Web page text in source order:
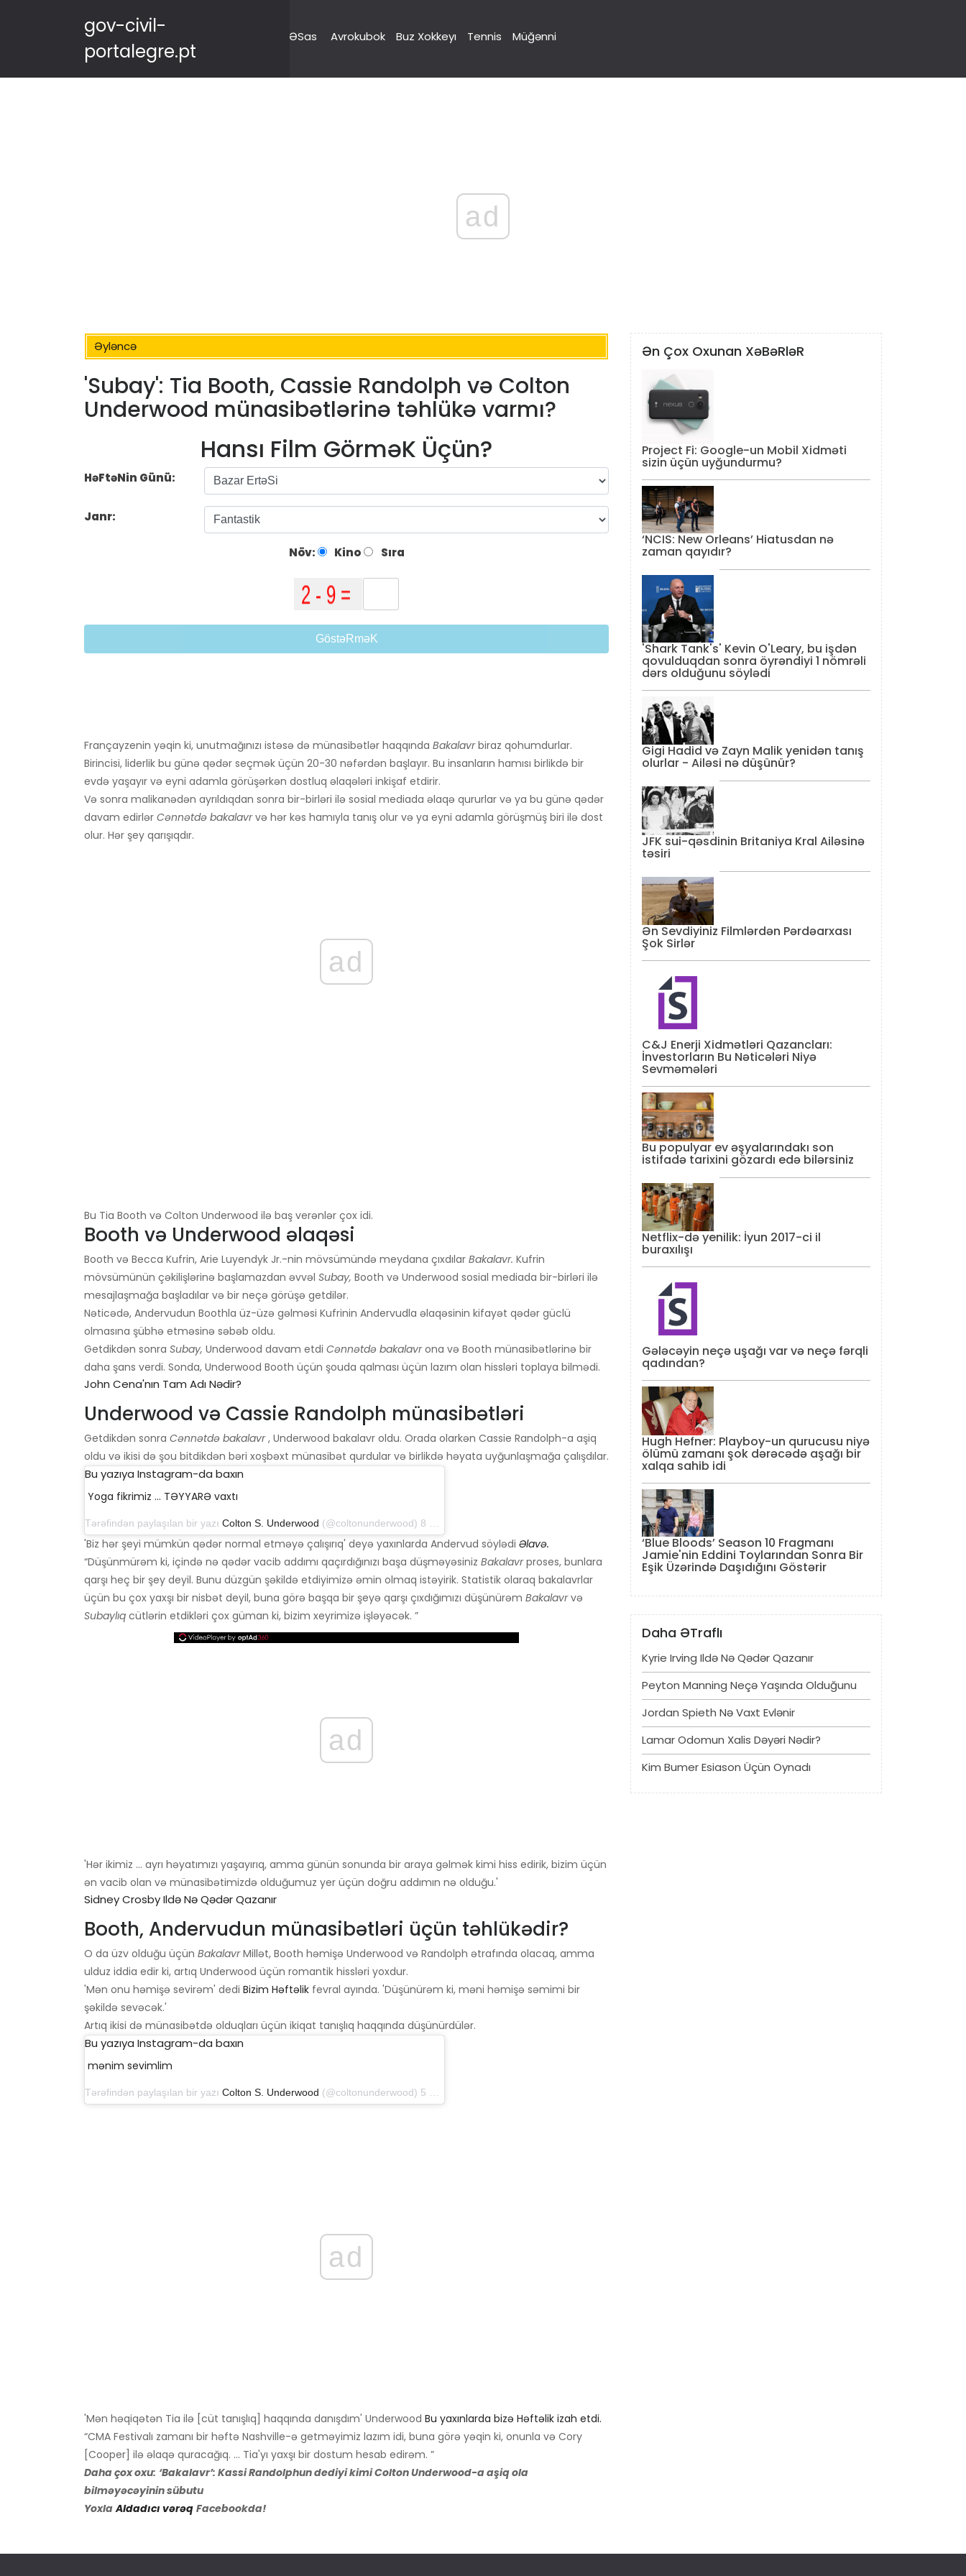
gov-civil-
portalegre.pt
ƏSas Avrokubok Buz Xokkeyı Tennis Müğənni
ad
Əyləncə
'Subay': Tia Booth, Cassie Randolph və Colton
Underwood münasibətlərinə təhlükə varmı?
Hansı Film GörməK Üçün?
HəFtəNin Günü:
Janr:
Növ: Kino Sıra
GöstəRməK
Françayzenin yəqin ki, unutmağınızı istəsə də münasibətlər haqqında Bakalavrbiraz qohumdurlar.
Birincisi, liderlik bu günə qədər seçmək üçün 20-30 nəfərdən başlayır. Bu insanların hamısı birlikdə bir
evdə yaşayır və eyni adamla görüşərkən dostluq əlaqələri inkişaf etdirir.
Və sonra malikanədən ayrıldıqdan sonra bir-birləri ilə sosial mediada əlaqə qururlar və ya bu günə qədər
davam edirlər Cənnətdə bakalavrvə hər kəs hamıyla tanış olur və ya eyni adamla görüşmüş biri ilə dost
olur. Hər şey qarışıqdır.
ad
Bu Tia Booth və Colton Underwood ilə baş verənlər çox idi.
Booth və Underwood əlaqəsi
Booth və Becca Kufrin, Arie Luyendyk Jr.-nin mövsümündə meydana çıxdılar Bakalavr. Kufrin
mövsümünün çəkilişlərinə başlamazdan əvvəl Subay, Booth və Underwood sosial mediada bir-birləri ilə
mesajlaşmağa başladılar və bir neçə görüşə getdilər.
Nəticədə, Andervudun Boothla üz-üzə gəlməsi Kufrinin Andervudla əlaqəsinin kifayət qədər güclü
olmasına şübhə etməsinə səbəb oldu.
Getdikdən sonra Subay, Underwood davam etdi Cənnətdə bakalavrona və Booth münasibətlərinə bir
daha şans verdi. Sonda, Underwood Booth üçün şouda qalması üçün lazım olan hissləri toplaya bilmədi.
John Cena'nın Tam Adı Nədir?
Underwood və Cassie Randolph münasibətləri
Getdikdən sonra Cənnətdə bakalavr, Underwood bakalavr oldu. Orada olarkən Cassie Randolph-a aşiq
oldu və ikisi də şou bitdikdən bəri xoşbəxt münasibət qurdular və birlikdə həyata uyğunlaşmağa çalışdılar.
Bu yazıya Instagram-da baxın
Yoga fikrimiz ... TƏYYARƏ vaxtı
Tərəfindən paylaşılan bir yazı Colton S. Underwood (@coltonunderwood) 8 May 2019-cu il tarixində 8: 01-də PDT
'Biz hər şeyi mümkün qədər normal etməyə çalışırıq' deyə yaxınlarda Andervud söylədi Əlavə.
“Düşünmürəm ki, içində nə qədər vacib addımı qaçırdığınızı başa düşməyəsiniz Bakalavrproses, bunlara
qarşı heç bir şey deyil. Bunu düzgün şəkildə etdiyimizə əmin olmaq istəyirik. Statistik olaraq bakalavrlar
üçün bu çox yaxşı bir nisbət deyil, buna görə başqa bir şeyə qarşı çıxdığımızı düşünürəm Bakalavrvə
Subaylıq cütlərin etdikləri çox güman ki, bizim xeyrimizə işləyəcək. ”
ad
'Hər ikimiz ... ayrı həyatımızı yaşayırıq, amma günün sonunda bir araya gəlmək kimi hiss edirik, bizim üçün
ən vacib olan və münasibətimizdə olduğumuz yer üçün doğru addımın nə olduğu.'
Sidney Crosby Ildə Nə Qədər Qazanır
Booth, Andervudun münasibətləri üçün təhlükədir?
O da üzv olduğu üçün BakalavrMillət, Booth həmişə Underwood və Randolph ətrafında olacaq, amma
ulduz iddia edir ki, artıq Underwood üçün romantik hissləri yoxdur.
'Mən onu həmişə sevirəm' dedi Bizim Həftəlik fevral ayında. 'Düşünürəm ki, məni həmişə səmimi bir
şəkildə sevəcək.'
Artıq ikisi də münasibətdə olduqları üçün ikiqat tanışlıq haqqında düşünürdülər.
Bu yazıya Instagram-da baxın
mənim sevimlim
Tərəfindən paylaşılan bir yazı Colton S. Underwood (@coltonunderwood) 5 may 2019-cu il tarixində, saat 20: 51-də PDT
ad
'Mən həqiqətən Tia ilə [cüt tanışlıq] haqqında danışdım' Underwood Bu yaxınlarda bizə Həftəlik izah etdi.
“CMA Festivalı zamanı bir həftə Nashville-ə getməyimiz lazım idi, buna görə yəqin ki, onunla və Cory
[Cooper] ilə əlaqə quracağıq. … Tia'yı yaxşı bir dostum hesab edirəm. ”
Daha çox oxu: ‘Bakalavr’: Kassi Randolphun dediyi kimi Colton Underwood-a aşiq ola
bilməyəcəyinin sübutu
Yoxla Aldadıcı vərəq Facebookda!
Ən Çox Oxunan XəBəRləR
Project Fi: Google-un Mobil Xidməti
sizin üçün uyğundurmu?
‘NCIS: New Orleans’ Hiatusdan nə
zaman qayıdır?
'Shark Tank's' Kevin O'Leary, bu işdən
qovulduqdan sonra öyrəndiyi 1 nömrəli
dərs olduğunu söylədi
Gigi Hadid və Zayn Malik yenidən tanış
olurlar - Ailəsi nə düşünür?
JFK sui-qəsdinin Britaniya Kral Ailəsinə
təsiri
Ən Sevdiyiniz Filmlərdən Pərdəarxası
Şok Sirlər
C&J Enerji Xidmətləri Qazancları:
İnvestorların Bu Nəticələri Niyə
Sevməmələri
Bu populyar ev əşyalarındakı son
istifadə tarixini gözardı edə bilərsiniz
Netflix-də yenilik: İyun 2017-ci il
buraxılışı
Gələcəyin neçə uşağı var və neçə fərqli
qadından?
Hugh Hefner: Playboy-un qurucusu niyə
ölümü zamanı şok dərəcədə aşağı bir
xalqa sahib idi
‘Blue Bloods’ Season 10 Fragmanı
Jamie'nin Eddini Toylarından Sonra Bir
Eşik Üzərində Daşıdığını Göstərir
Daha ƏTraflı
Kyrie Irving Ildə Nə Qədər Qazanır
Peyton Manning Neçə Yaşında Olduğunu
Jordan Spieth Nə Vaxt Evlənir
Lamar Odomun Xalis Dəyəri Nədir?
Kim Bumer Esiason Üçün Oynadı